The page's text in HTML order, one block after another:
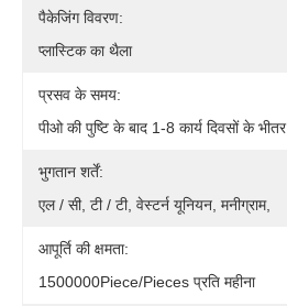
पैकेजिंग विवरण:
प्लास्टिक का थैला
प्रसव के समय:
पीओ की पुष्टि के बाद 1-8 कार्य दिवसों के भीतर
भुगतान शर्तें:
एल / सी, टी / टी, वेस्टर्न यूनियन, मनीग्राम,
आपूर्ति की क्षमता:
1500000Piece/Pieces प्रति महीना